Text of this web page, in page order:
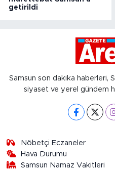
getirildi
Samsun son dakika haberleri,
siyaset ve yerel gündem
Nöbetçi Eczaneler
Hava Durumu
Samsun Namaz Vakitleri